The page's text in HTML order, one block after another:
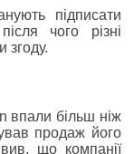
підписати
чого різні
згоду.
впали більш ніж
продаж його
що компанії